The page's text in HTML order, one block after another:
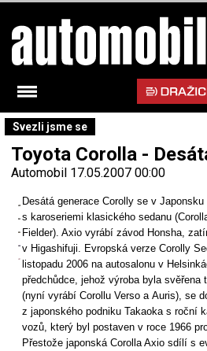
Svezli jsme se
Toyota Corolla -
Automobil 17.05.2007 00:00
Desátá generace Corolly se v
s karoseriemi klasického sedanu
Fielder). Axio vyrábí závod Honsha,
v Higashifuji. Evropská verze Corolly
listopadu 2006 na autosalonu v
předchůdce, jehož výroba byla svěřena
(nyní vyrábí Corollu Verso a Auris), se
z japonského podniku Takaoka s roční
vozů, který byl postaven v roce 1966
Přestože japonská Corolla Axio sdílí s